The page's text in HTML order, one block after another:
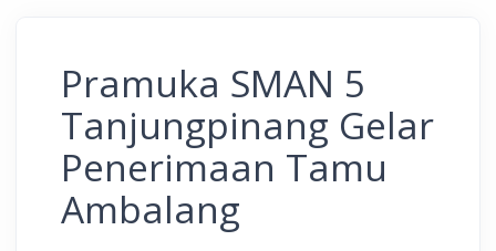
Pramuka SMAN 5
Tanjungpinang Gelar
Penerimaan Tamu
Ambalang